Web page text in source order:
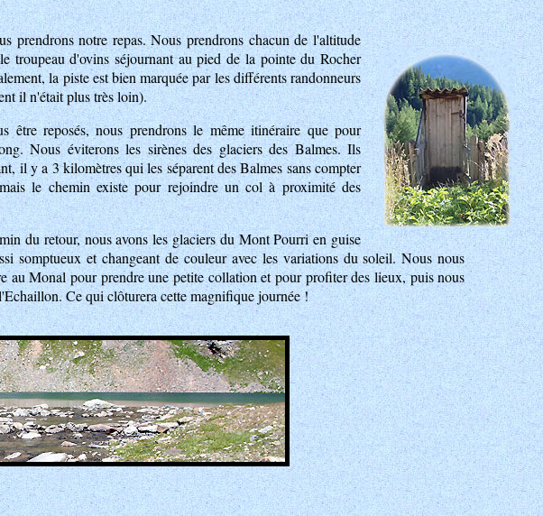
prendrons notre repas. Nous prendrons chacun de l'altitude
troupeau d'ovins séjournant au pied de la pointe du Rocher
la piste est bien marquée par les différents randonneurs
il n'était plus très loin).
être reposés, nous prendrons le même itinéraire que pour
Nous éviterons les sirènes des glaciers des Balmes. Ils
il y a 3 kilomètres qui les séparent des Balmes sans compter
le chemin existe pour rejoindre un col à proximité des
du retour, nous avons les glaciers du Mont Pourri en guise
somptueux et changeant de couleur avec les variations du soleil. Nous nous
au Monal pour prendre une petite collation et pour profiter des lieux, puis nous
Ce qui clôturera cette magnifique journée !